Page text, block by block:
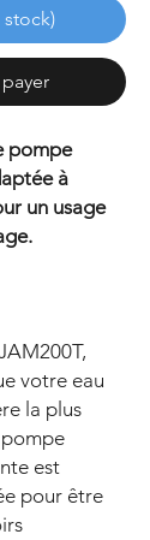
pompe
à
un usage
votre eau
la plus
est
pour être